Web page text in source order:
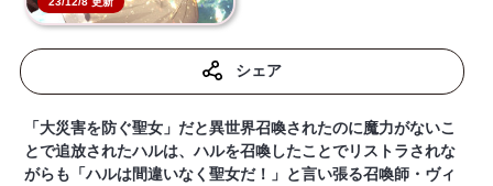
シェア
「大災害を防ぐ聖女」だと異世界召喚されたのに魔力がないこ
とで追放されたハルは、ハルを召喚したことでリストラされな
がらも「ハルは間違いなく聖女だ！」と言い張る召喚師・ヴィ